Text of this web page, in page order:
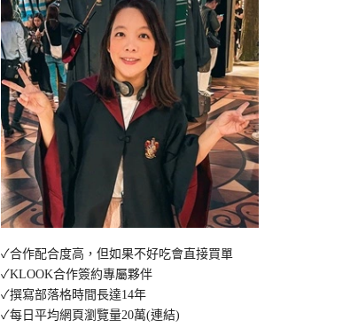
✓合作配合度高，但如果不好吃會直接買單
✓KLOOK合作簽約專屬夥伴
✓撰寫部落格時間長達14年
✓每日平均網頁瀏覽量20萬(連結)